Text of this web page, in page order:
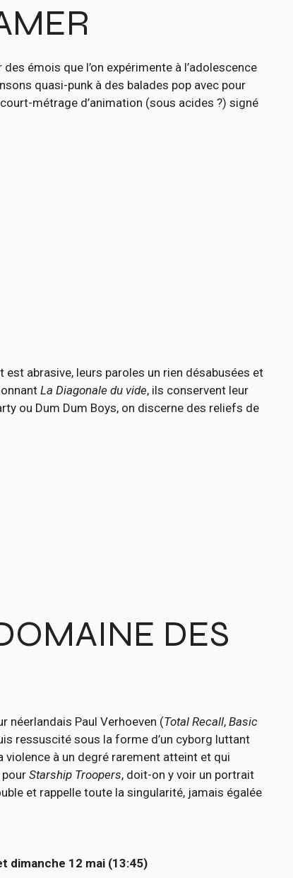
des émois que l’on expérimente à l’adolescence
quasi-punk à des balades pop avec pour
métrage d’animation (sous acides ?) signé
est abrasive, leurs paroles un rien désabusées et
La Diagonale du vide, ils conservent leur
ou Dum Dum Boys, on discerne des reliefs de
DES
néerlandais Paul Verhoeven (Total Recall, Basic
ressuscité sous la forme d’un cyborg luttant
violence à un degré rarement atteint et qui
Starship Troopers, doit-on y voir un portrait
et rappelle toute la singularité, jamais égalée
dimanche 12 mai (13:45)